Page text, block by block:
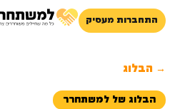
התחברות מעסיק
→ הבלוג
הבלוג של למשתחרר